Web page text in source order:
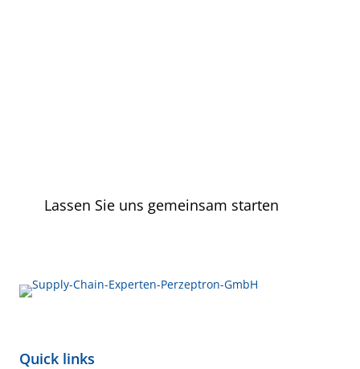
Lassen Sie uns gemeinsam starten
Quick links